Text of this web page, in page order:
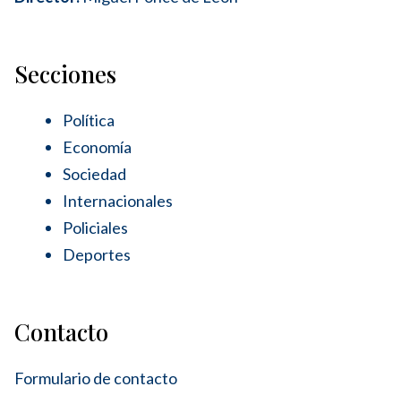
Secciones
Política
Economía
Sociedad
Internacionales
Policiales
Deportes
Contacto
Formulario de contacto